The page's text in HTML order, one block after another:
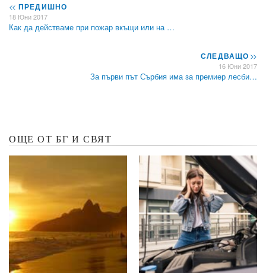
<< ПРЕДИШНО
18 Юни 2017
Как да действаме при пожар вкъщи или на …
СЛЕДВАЩО>>
16 Юни 2017
За първи път Сърбия има за премиер лесби…
ОЩЕ ОТ БГ И СВЯТ